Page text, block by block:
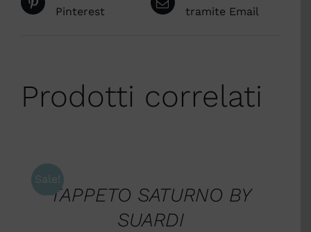
Pinterest
tramite Email
Prodotti correlati
Sale!
DETTAGLI
TAPPETO SATURNO BY
SUARDI